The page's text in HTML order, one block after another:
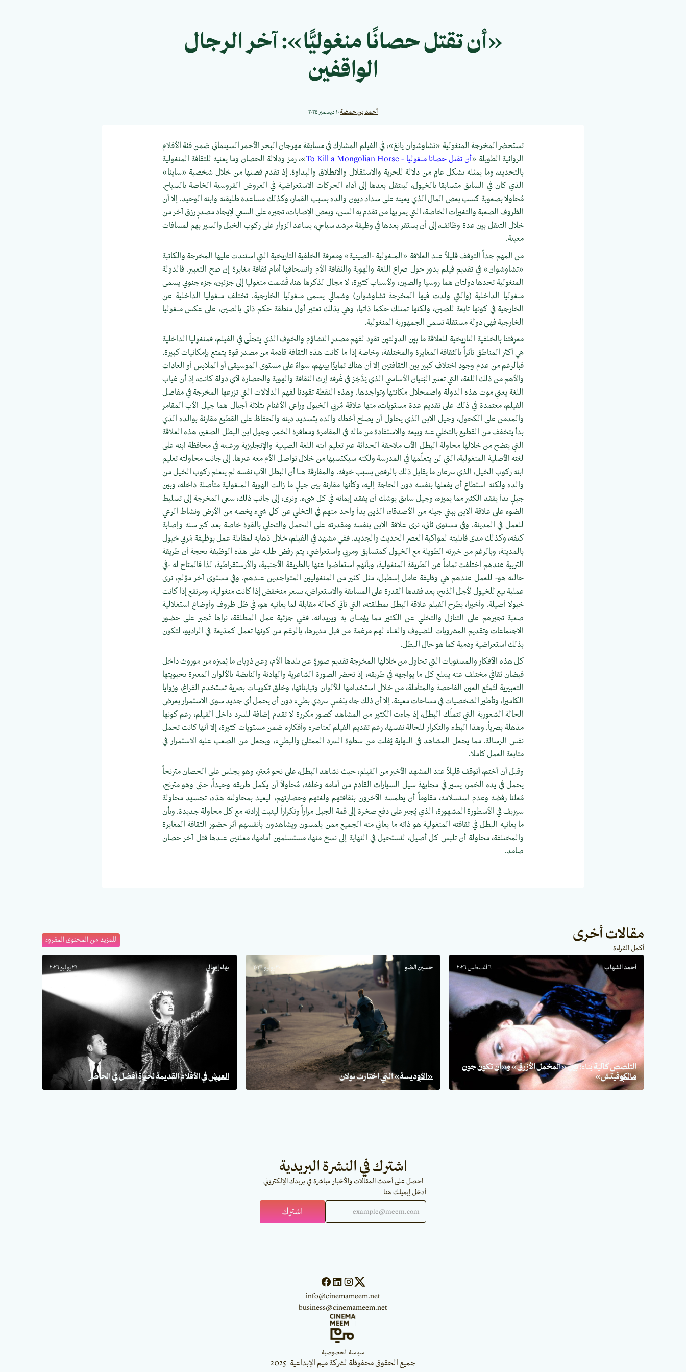
«أن تقتل حصانًا منغوليًّا»: آخر الرجال
الواقفين
أحمد بن حمضة١٠ ديسمبر ٢٠٢٤
تستحضر المخرجة المنغولية «تشاوشوان يانغ»، في الفيلم المشارك في مسابقة مهرجان البحر الأحمر السينمائي ضمن فئة الأفلام
الروائية الطويلة «أن تقتل حصانا منغوليا - To Kill a Mongolian Horse
»، رمز ودلالة الحصان وما يعنيه للثقافة المنغولية
بالتحديد، وما يمثله بشكل عامٍ من دلالة للحرية والاستقلال والانطلاق والبداوة. إذ تقدم قصتها من خلال شخصية «ساينا»
الذي كان في السابق متسابقا بالخيول، لينتقل بعدها إلى أداء الحركات الاستعراضية في العروض الفروسية الخاصة بالسياح.
مُحاولا بصعوبة كسب بعض المال الذي يعينه على سداد ديون والده بسبب القمار، وكذلك مساعدة طليقته وابنه الوحيد. إلا أن
الظروف الصعبة والتغيرات الخاصة، التي يمر بها من تقدم به السن، وبعض الإصابات، تجبره على السعي لإيجاد مصدرٍ رزق آخر من
خلال التنقل بين عدة وظائف، إلى أن يستقر بعدها في وظيفة مرشد سياحي، يساعد الزوار على ركوب الخيل والسير بهم لمسافات
معينة.
من المهم جداً التوقف قليلاً عند العلاقة «المنغولية -الصينية» ومعرفة الخلفية التاريخية التي استندت عليها المخرجة والكاتبة
«تشاوشوان» في تقديم فيلم يدور حول صراع اللغة والهوية والثقافة الأم وانسحاقها أمام ثقافة مغايرة إن صح التعبير. فالدولة
المنغولية تحدها دولتان هما روسيا والصين، ولأسباب كثيرة، لا مجال لذكرها هنا، قُسّمت منغوليا إلى جزئين، جزء جنوبي يسمى
منغوليا الداخلية (والتي ولدت فيها المخرجة تشاوشوان) وشمالي يسمى منغوليا الخارجية. تختلف منغوليا الداخلية عن
الخارجية في كونها تابعة للصين، ولكنها تمتلك حكما ذاتيا، وهي بذلك تعتبر أول منطقة حكم ذاتي بالصين، على عكس منغوليا
الخارجية فهي دولة مستقلة تسمى الجمهورية المنغولية.
معرفتنا بالخلفية التاريخية للعلاقة ما بين الدولتين تقود لفهم مصدر التشاؤم والخوف الذي يتجلّى في الفيلم، فمنغوليا الداخلية
هي أكثر المناطق تأثراً بالثقافة المغايرة والمختلفة، وخاصة إذا ما كانت هذه الثقافة قادمة من مصدر قوة يتمتع بإمكانيات كبيرة.
فبالرغم من عدم وجود اختلاف كبير بين الثقافتين إلا أن هناك تمايزًا بينهم، سواءٌ على مستوى الموسيقى أو الملابس أو العادات
والأهم من ذلك اللغة، التي تعتبر البُنيان الأساسي الذي يَدَّخِرُ في غُرفه إرث الثقافة والهوية والحضارة لأي دولة كانت، إذ أن غياب
اللغة يعني موت هذه الدولة واضمحلال مكانتها وتواجدها. وهذه النقطة تقودنا لفهم الدلالات التي تزرعها المخرجة في مفاصل
الفيلم، معتمدة في ذلك على تقديم عدة مستويات، منها علاقة مُربي الخيول وراعي الأغنام بثلاثة أجيال هما جيل الأب المقامر
والمدمن على الكحول، وجيل الابن الذي يحاول أن يصلح أخطاء والده بتسديد دينه والحفاظ على القطيع مقارنة بوالده الذي
بدأ يتخفف من القطيع بالتخلي عنه وبيعه والاستفادة من ماله في المقامرة ومعاقرة الخمر. وجيل ابن البطل الصغير، هذه العلاقة
التي يتضح من خلالها محاولة البطل الأب ملاحقة الحداثة عبر تعليم ابنه اللغة الصينية والإنجليزية ورغبته في محافظة ابنه على
لغته الأصلية المنغولية، التي لن يتعلّمها في المدرسة ولكنه سيكتسبها من خلال تواصل الأم معه عبرها. إلى جانب محاولته تعليم
ابنه ركوب الخيل، الذي سرعان ما يقابل ذلك بالرفض بسبب خوفه. والمفارقة هنا أن البطل الأب نفسه لم يتعلم ركوب الخيل من
والده ولكنه استطاع أن يفعلها بنفسه دون الحاجة إليه، وكأنها مقارنة بين جيلٍ ما زالت الهوية المنغولية متأصلة داخله، وبين
جيلٍ بدأ يفقد الكثير مما يميزه، وجيل سابق يوشك أن يفقد إيمانه في كل شيء. ونرى، إلى جانب ذلك، سعي المخرجة إلى تسليط
الضوء على علاقة الابن ببني جيله من الأصدقاء، الذين بدأ واحد منهم في التخلي عن كل شيء يخصه من الأرض ونشاط الرعي
للعمل في المدينة. وفي مستوى ثاني، نرى علاقة الابن بنفسه ومقدرته على التحمل والتحلي بالقوة خاصة بعد كبر سنه وإصابة
كتفه، وكذلك مدى قابليته لمواكبة العصر الحديث والجديد. ففي مشهد في الفيلم، خلال ذهابه لمقابلة عمل بوظيفة مُربي خيول
بالمدينة، وبالرغم من خبرته الطويلة مع الخيول كمتسابق ومربي واستعراضي، يتم رفض طلبه على هذه الوظيفة بحجة أن طريقة
التربية عندهم اختلفت تماماً عن الطريقة المنغولية، وبأنهم استعاضوا عنها بالطريقة الأجنبية، والأرستقراطية، لذا فالمتاح له -في
حالته هو- للعمل عندهم هي وظيفة عامل إسطبل، مثل كثير من المنغوليين المتواجدين عندهم. وفي مستوى آخر مؤلم، نرى
عملية بيع للخيول لأجل الذبح، بعد فقدها القدرة على المسابقة والاستعراض، بسعر منخفض إذا كانت منغولية، ومرتفع إذا كانت
خيولا أصيلة. وأخيرا، يطرح الفيلم علاقة البطل بمطلقته، التي تأتي كحالة مقابلة لما يعانيه هو، في ظل ظروف وأوضاع استغلالية
صعبة تجبرهم على التنازل والتخلي عن الكثير مما يؤمنان به ويريدانه. ففي جزئية عمل المطلقة، نراها تُجبر على حضور
الاجتماعات وتقديم المشروبات للضيوف والغناء لهم مرغمة من قبل مديرها، بالرغم من كونها تعمل كمذيعة في الراديو، لتكون
بذلك استعراضية ودمية كما هو حال البطل.
كل هذه الأفكار والمستويات التي تحاول من خلالها المخرجة تقديم صورةٍ عن بلدها الأم، وعن ذوبان ما يُميزه من موروث داخل
فيضان ثقافي مختلف عنه يبتلع كل ما يواجهه في طريقه، إذ تحضر الصورة الشاعرية والهادئة والنابضة بالألوان المعبرة بحيويتها
التعبيرية لتُمتّع العين الفاحصة والمتأملة، من خلال استخدامها للألوان وتبايناتها، وخلق تكوينات بصرية تستخدم الفراغ، وزوايا
الكاميرا، وتأطير الشخصيات في مساحات معينة. إلا أن ذلك جاء بنَفسٍ سردي بطيء دون أن يحمل أي جديد سوى الاستمرار بعرض
الحالة الشعورية التي تتملّك البطل، إذ جاءت الكثير من المشاهد كصور مكررة لا تقدم إضافة للسرد داخل الفيلم، رغم كونها
مذهلة بصرياً. وهذا البطء والتكرار للحالة نفسها، رغم تقديم الفيلم لعناصره وأفكاره ضمن مستويات كثيرة، إلا أنها كانت تحمل
نفس الرسالة. مما يجعل المشاهد في النهاية يُفلت من سطوة السرد الممتلئ والبطيء، ويجعل من الصعب عليه الاستمرار في
متابعة العمل كاملا.
وقبل أن أختم، أتوقف قليلاً عند المشهد الأخير من الفيلم، حيث نشاهد البطل، على نحو مُعبّر، وهو يجلس على الحصان مترنحاً
يحمل في يده الخمر، يسير في مجابهة سيل السيارات القادم من أمامه وخلفه، مُحاولاً أن يكمل طريقه وحيداً، حتى وهو مترنح،
مُعلنا رفضه وعدم استسلامه، مقاوماً أن يطمسه الآخرون بثقافتهم ولغتهم وحضارتهم، ليعيد بمحاولته هذه، تجسيد محاولة
سيزيف في الأسطورة المشهورة، الذي يُجبر على دفع صخرة إلى قمة الجبل مراراً وتكراراً ليثبت إرادته مع كل محاولة جديدة. وبأن
ما يعانيه البطل في ثقافته المنغولية هو ذاته ما يعاني منه الجميع ممن يلمسون ويشاهدون بأنفسهم أثر حضور الثقافة المغايرة
والمختلفة، محاولة أن تلبس كل أصيل، لنستحيل في النهاية إلى نسخ منها، مستسلمين أمامها، معلنين عندها قتل آخر حصان
صامد.
مقالات أخرى
أكمل القراءة
للمزيد من المحتوى المقروء
أحمد الشهاب ٦ أغسطس ٢٠٢٦
التلصص كآلية بناء: بين «المخمل الأزرق» و«أن تكون جون
مالكوفيتش»
حسين الضو ٣٠ يوليو ٢٠٢٦
«الأوديسة» التي اختارت نولان
بهاء إيعالي ٢٩ يوليو ٢٠٢٦
العيش في الأفلام القديمة لحياةٍ أفضل في الحاضر
اشترك في النشرة البريدية
احصل على أحدث المقالات والأخبار مباشرة في بريدك الإلكتروني
أدخل إيميلك هنا
info@cinemameem.net
business@cinemameem.net
سياسة الخصوصية
جميع الحقوق محفوظة لشركة ميم الإبداعية 2025